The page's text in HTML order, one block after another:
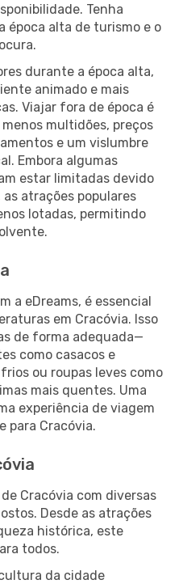
Tenha
época alta de turismo e o
durante a época alta,
animado e mais
Viajar fora de época é
multidões, preços
e um vislumbre
Embora algumas
estar limitadas devido
atrações populares
lotadas, permitindo
a eDreams, é essencial
em Cracóvia. Isso
de forma adequada—
como casacos e
ou roupas leves como
mais quentes. Uma
experiência de viagem
para Cracóvia.
Cracóvia com diversas
Desde as atrações
histórica, este
todos.
da cidade